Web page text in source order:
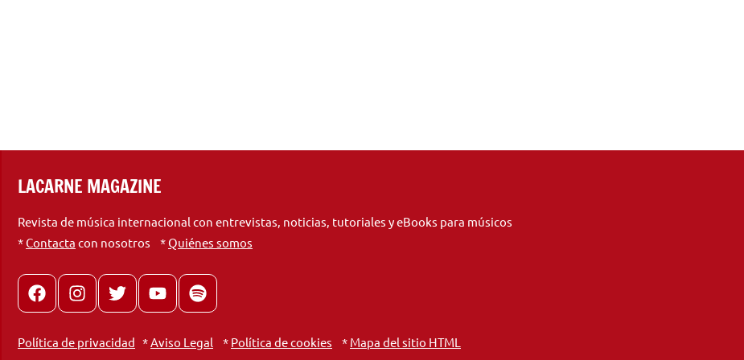
LACARNE MAGAZINE
Revista de música internacional con entrevistas, noticias, tutoriales y eBooks para músicos
*Contacta con nosotros *Quiénes somos
FacebookInstagram
X youtubespotify
Política de privacidad *Aviso Legal * Política de cookies * Mapa del sitio HTML